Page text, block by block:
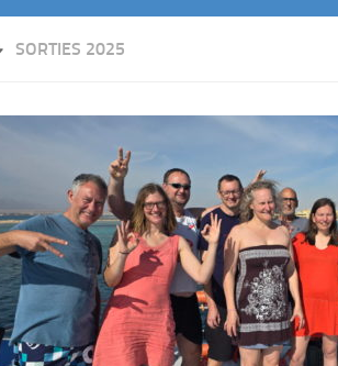
SORTIES 2025